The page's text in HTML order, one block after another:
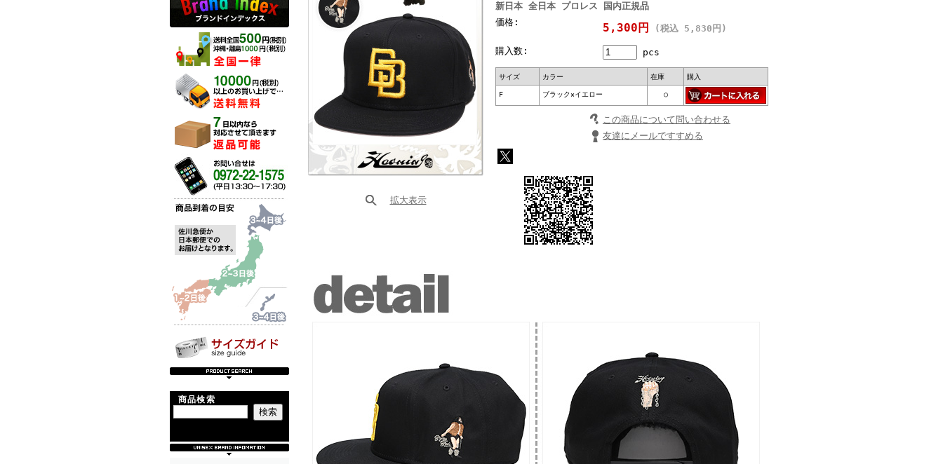
商品検索
拡大表示
新日本 全日本 プロレス 国内正規品
価格:
5,300円 (税込 5,830円)
購入数: pcs
サイズ カラー 在庫 購入
F ブラック×イエロー ○
この商品について問い合わせる
友達にメールですすめる